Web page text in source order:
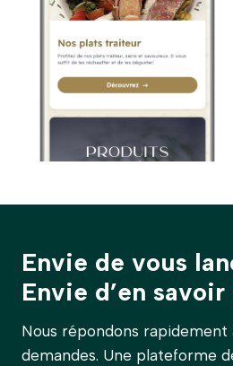
Envie de vous
Envie d’en
Nous répondons rapidement
demandes. Une plateforme